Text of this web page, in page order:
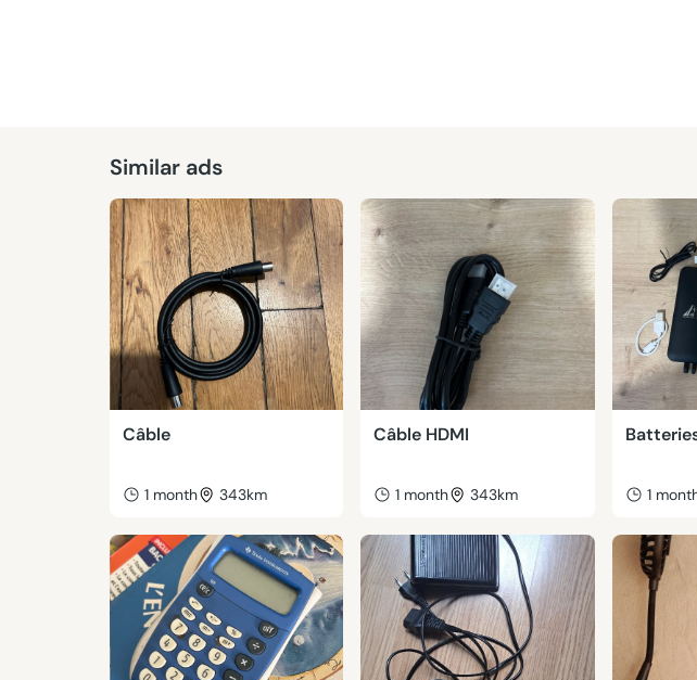
Similar ads
Câble
1 month 343km
Câble HDMI
1 month 343km 1